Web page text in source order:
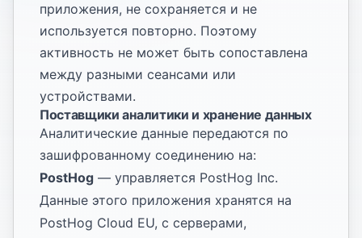
приложения, не сохраняется и не
используется повторно. Поэтому
активность не может быть сопоставлена
между разными сеансами или
устройствами.
Поставщики аналитики и хранение данных
Аналитические данные передаются по
зашифрованному соединению на:
PostHog — управляется PostHog Inc.
Данные этого приложения хранятся на
PostHog Cloud EU, с серверами,